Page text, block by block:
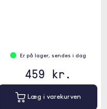
Er på lager, sendes i dag
459 kr.
Læg i varekurven